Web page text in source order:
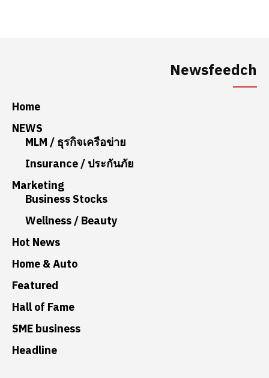
Newsfeedch
Home
NEWS
MLM / ธุรกิจเครือข่าย
Insurance / ประกันภัย
Marketing
Business Stocks
Wellness / Beauty
Hot News
Home & Auto
Featured
Hall of Fame
SME business
Headline